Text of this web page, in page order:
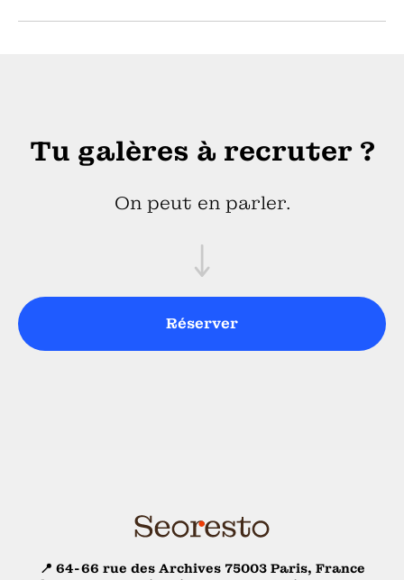
Tu galères à recruter ?
On peut en parler.
Réserver
📍 64-66 rue des Archives 75003 Paris, France